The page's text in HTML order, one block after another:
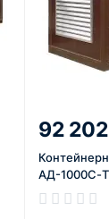
92
АД-1000С-